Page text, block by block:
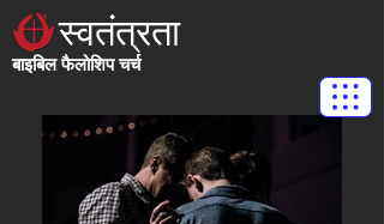
बाइबिल फैलोशिप चर्च
स्वतंत्रता